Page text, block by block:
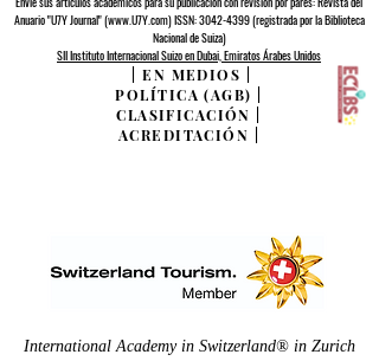
Anuario "U7Y Journal" (www.U7Y.com) ISSN: 3042-4399 (registrada por la Biblioteca
Nacional de Suiza)
SII Instituto Internacional Suizo en Dubai, Emiratos Árabes Unidos
|EN MEDIOS
POLÍTICA (AGB)
CLASIFICACIÓN
ACREDITACIÓN
International Academy in Switzerland® in Zurich